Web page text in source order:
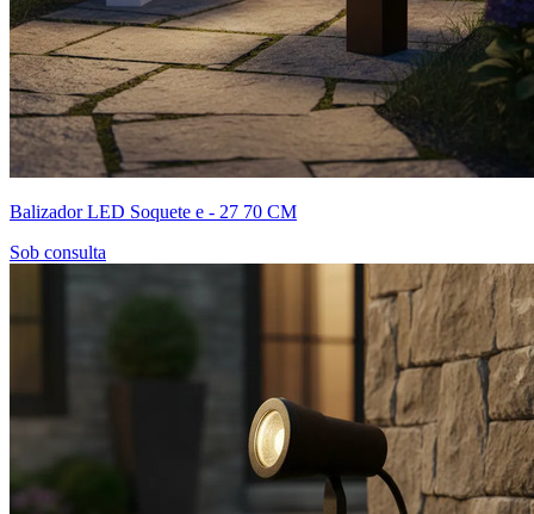
Balizador LED Soquete e - 27 70 CM
Sob consulta